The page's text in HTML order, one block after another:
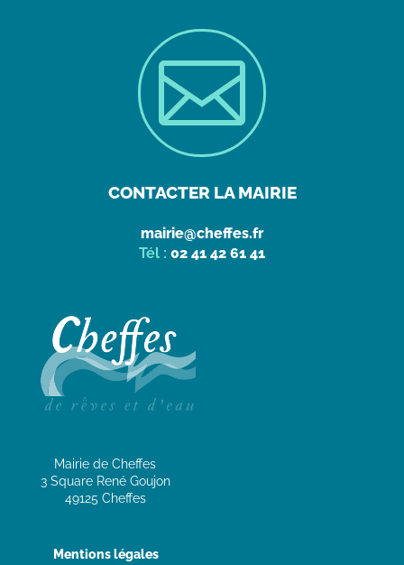

CONTACTER LA MAIRIE
mairie@cheffes.fr
Tél : 02 41 42 61 41
Mairie de Cheffes
3 Square René Goujon
49125 Cheffes
Mentions légales